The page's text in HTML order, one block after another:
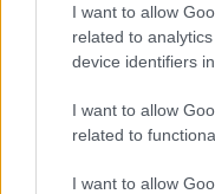
I want to allow
related to
device identifiers
I want to allow
related to
I want to allow